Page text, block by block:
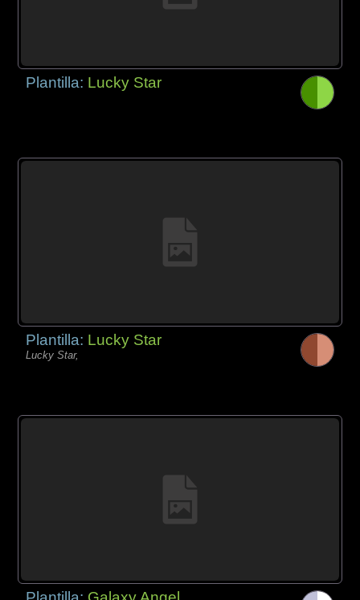
Plantilla: Lucky Star
Plantilla: Lucky Star
Lucky Star,